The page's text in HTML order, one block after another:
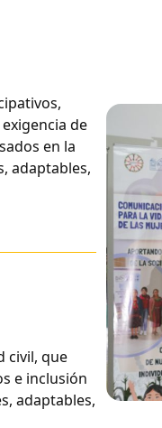
de
en la
adaptables,
civil, que
e inclusión
adaptables,